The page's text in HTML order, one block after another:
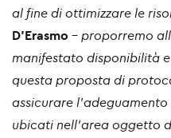
al fine di ottimizzare le
D'Erasmo - proporremo
manifestato disponibilità
questa proposta di
assicurare
ubicati nell’area oggetto